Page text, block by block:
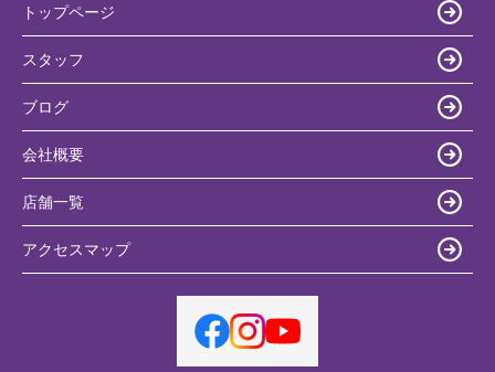
トップページ
スタッフ
ブログ
会社概要
店舗一覧
アクセスマップ